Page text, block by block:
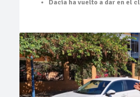
Dacia ha vuelto a dar en el